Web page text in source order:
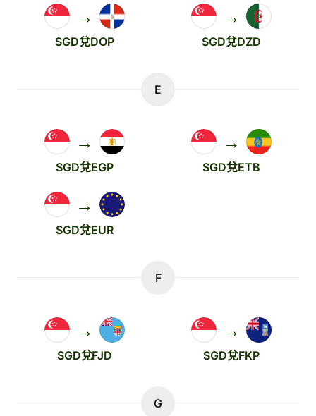
→
SGD兌DOP
→
SGD兌DZD
E
→
SGD兌EGP
→
SGD兌ETB
→
SGD兌EUR
F
→
SGD兌FJD
→
SGD兌FKP
G